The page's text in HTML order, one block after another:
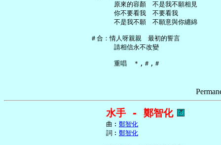
       原來的容顏　不是我不願相見
       你不要看我　不要看我
       不是我不願　不願意與你纏綿
＃合：情人呀親親　最初的誓言
       請相信永不改變
水手 - 鄭智化
     曲︰
鄭智化
     詞︰
鄭智化